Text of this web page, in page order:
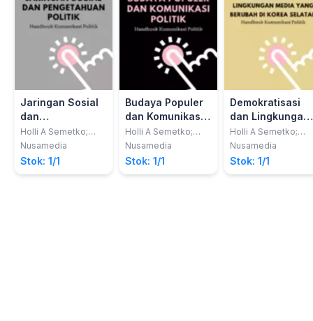
Jaringan Sosial
dan
Pengetahuan
Politik: Handbook
Komunikasi
Politik
Holli A Semetko;
Margaret Scammell
Nusamedia
Stok: 1/1
Budaya Populer
dan Komunikasi
Politik: Handbook
Komunikasi
Politik
Holli A Semetko;
Margaret Scammell
Nusamedia
Stok: 1/1
Demokratisasi
dan Lingkungan
Media yang
Berubah di
Selatan:
Handbook
Holli A Semetko;
Margaret Scammell
Nusamedia
Stok: 1/1